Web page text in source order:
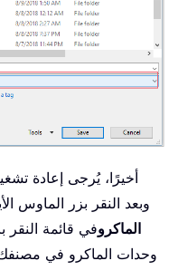
"Cell"). Controls
وبعد النقر بزر الماوس
الماكروفي قائمة
وحدات الماكرو في